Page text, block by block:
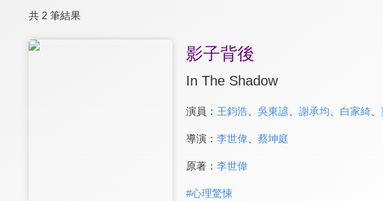
共 2 筆結果
影子背後
In The Shadow
演員： 王鈞浩、 吳東諺、 謝承均 白家綺、
導演： 李世偉、 蔡坤庭
原著： 李世偉
#心理驚悚